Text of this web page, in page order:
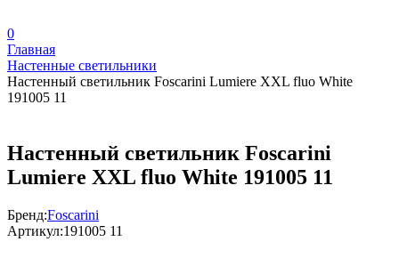
0
Главная
Настенные светильники
Настенный светильник Foscarini Lumiere XXL fluo White
191005 11
Настенный светильник Foscarini
Lumiere XXL fluo White 191005 11
Бренд:Foscarini
Артикул:191005 11